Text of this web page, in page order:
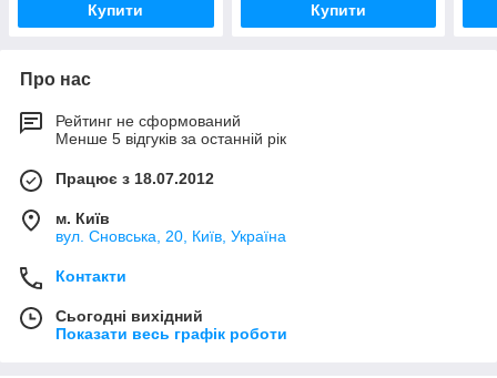
Купити Купити
Про нас
Рейтинг не сформований
Менше 5 відгуків за останній рік
Працює з 18.07.2012
м. Київ
вул. Сновська, 20, Київ, Україна
Контакти
Сьогодні вихідний
Показати весь графік роботи